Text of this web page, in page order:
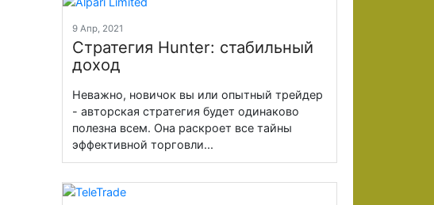
9 Апр, 2021
Стратегия Hunter: стабильный
доход
Неважно, новичок вы или опытный трейдер
- авторская стратегия будет одинаково
полезна всем. Она раскроет все тайны
эффективной торговли...